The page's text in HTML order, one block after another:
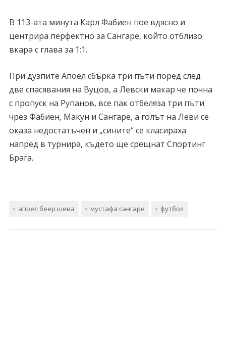
В 113-ата минута Карл Фабиен пое вдясно и
центрира перфектно за Сангаре, който отблизо
вкара с глава за 1:1.
При дузпите Апоел сбърка три пъти поред след
две спасявания на Вуцов, а Левски макар че почна
с пропуск на Рупанов, все пак отбеляза три пъти
чрез Фабиен, Макун и Сангаре, а голът на Леви се
оказа недостатъчен и „сините“ се класираха
напред в турнира, където ще срещнат Спортинг
Брага.
апоел беер шева мустафа сангаре футбол